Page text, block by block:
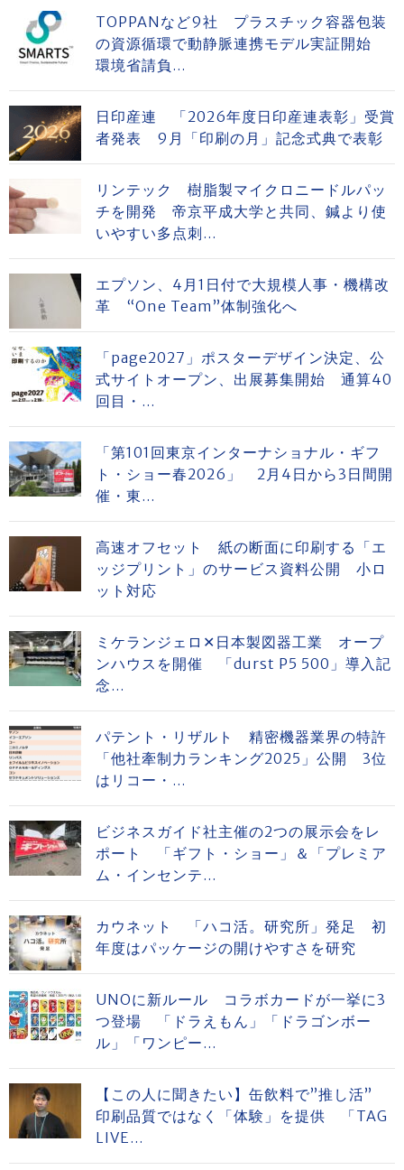
TOPPANなど9社 プラスチック容器包装
の資源循環で動静脈連携モデル実証開始
環境省請負...
日印産連 「2026年度日印産連表彰」受賞
者発表 9月「印刷の月」記念式典で表彰
リンテック 樹脂製マイクロニードルパッ
チを開発 帝京平成大学と共同、鍼より使
いやすい多点刺...
エプソン、4月1日付で大規模人事・機構改
革 “One Team”体制強化へ
「page2027」ポスターデザイン決定、公
式サイトオープン、出展募集開始 通算40
回目・...
「第101回東京インターナショナル・ギフ
ト・ショー春2026」 2月4日から3日間開
催・東...
高速オフセット 紙の断面に印刷する「エ
ッジプリント」のサービス資料公開 小ロ
ット対応
ミケランジェロ✕日本製図器工業 オープ
ンハウスを開催 「durst P5 500」導入記
念...
パテント・リザルト 精密機器業界の特許
「他社牽制力ランキング2025」公開 3位
はリコー・...
ビジネスガイド社主催の2つの展示会をレ
ポート 「ギフト・ショー」＆「プレミア
ム・インセンテ...
カウネット 「ハコ活。研究所」発足 初
年度はパッケージの開けやすさを研究
UNOに新ルール コラボカードが一挙に3
つ登場 「ドラえもん」「ドラゴンボー
ル」「ワンピー...
【この人に聞きたい】缶飲料で”推し活”
印刷品質ではなく「体験」を提供 「TAG
LIVE...